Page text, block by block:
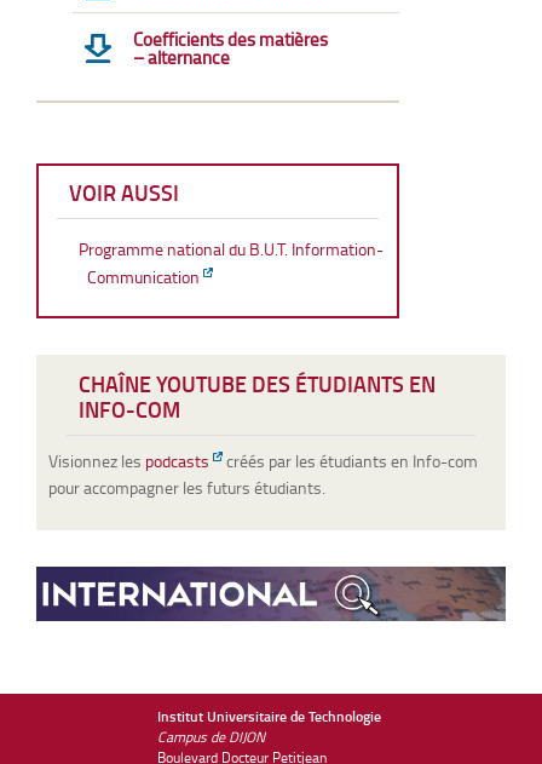
Coefficients des matières
– alternance
VOIR AUSSI
Programme national du B.U.T. Information-
Communication
CHAÎNE YOUTUBE DES ÉTUDIANTS EN
INFO-COM
Visionnez les podcasts
créés par les étudiants en Info-com
pour accompagner les futurs étudiants.
Institut Universitaire de Technologie
Campus de DIJON
Boulevard Docteur Petitjean